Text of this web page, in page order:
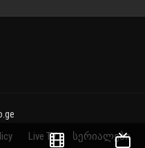
Live TV სერიალები